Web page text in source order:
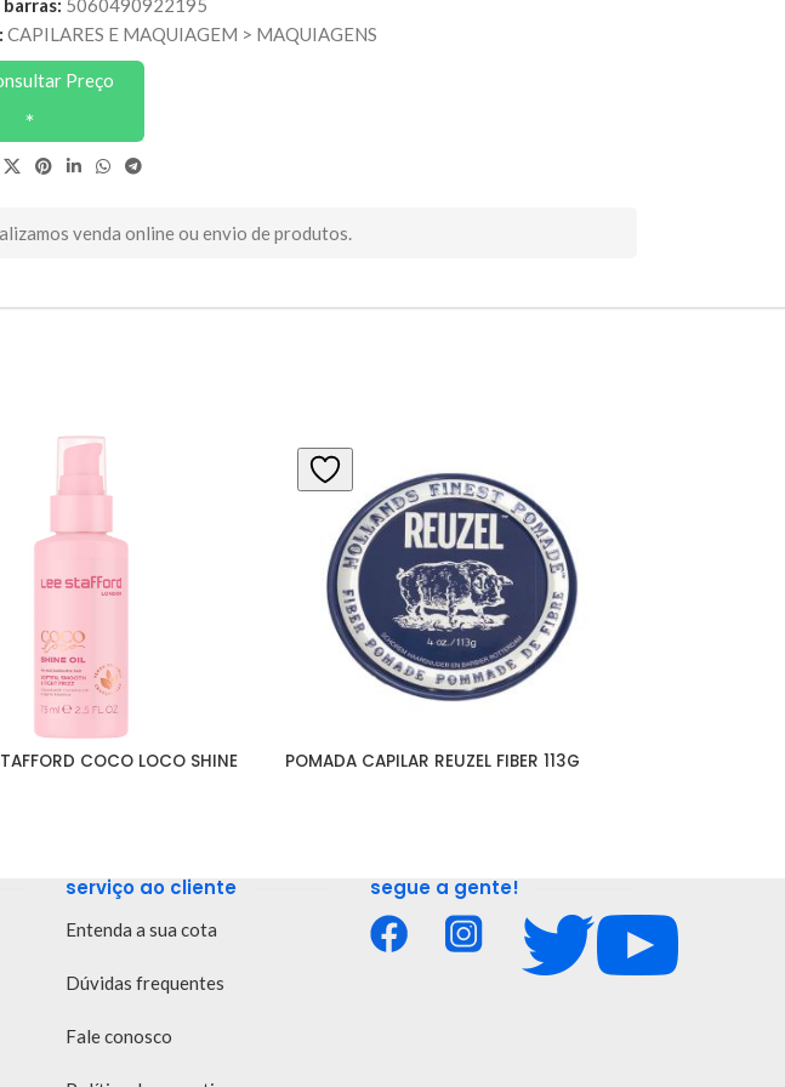
5060490922195
CAPILARES E MAQUIAGEM > MAQUIAGENS
Preço
venda online ou envio de produtos.
COCO LOCO SHINE
POMADA CAPILAR REUZEL FIBER 113G
serviço ao cliente
Entenda a sua cota
Dúvidas frequentes
Fale conosco
segue a gente!